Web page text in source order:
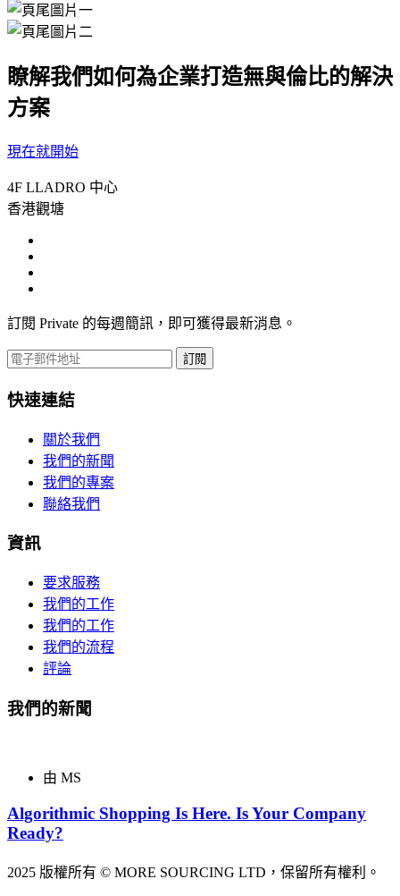
瞭解我們如何為企業打造無與倫比的解決
方案
現在就開始
4F LLADRO 中心
香港觀塘
訂閱 Private 的每週簡訊，即可獲得最新消息。
訂閱
快速連結
關於我們
我們的新聞
我們的專案
聯絡我們
資訊
要求服務
我們的工作
我們的工作
我們的流程
評論
我們的新聞
由 MS
Algorithmic Shopping Is Here. Is Your Company
Ready?
2025 版權所有 © MORE SOURCING LTD，保留所有權利。